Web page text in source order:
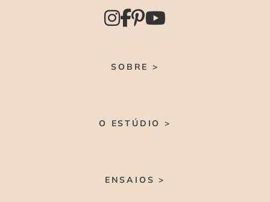
SOBRE >
O ESTÚDIO >
ENSAIOS >